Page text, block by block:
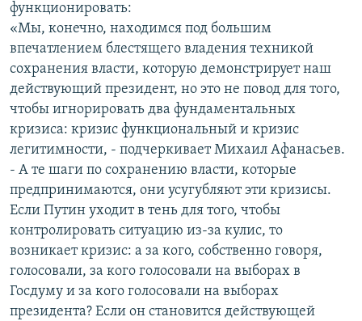
функционировать:
«Мы, конечно, находимся под большим
впечатлением блестящего владения техникой
сохранения власти, которую демонстрирует наш
действующий президент, но это не повод для того,
чтобы игнорировать два фундаментальных
кризиса: кризис функциональный и кризис
легитимности, - подчеркивает Михаил Афанасьев.
- А те шаги по сохранению власти, которые
предпринимаются, они усугубляют эти кризисы.
Если Путин уходит в тень для того, чтобы
контролировать ситуацию из-за кулис, то
возникает кризис: а за кого, собственно говоря,
голосовали, за кого голосовали на выборах в
Госдуму и за кого голосовали на выборах
президента? Если он становится действующей